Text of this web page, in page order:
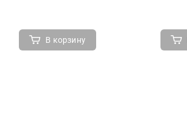
В корзину